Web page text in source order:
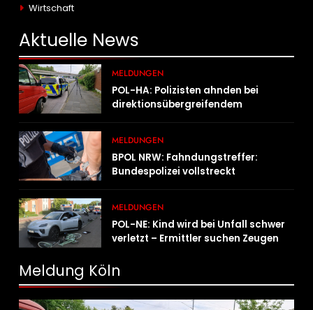
Wirtschaft
Aktuelle News
MELDUNGEN
POL-HA: Polizisten ahnden bei
direktionsübergreifendem
MELDUNGEN
BPOL NRW: Fahndungstreffer:
Bundespolizei vollstreckt
MELDUNGEN
POL-NE: Kind wird bei Unfall schwer
verletzt – Ermittler suchen Zeugen
Meldung Köln